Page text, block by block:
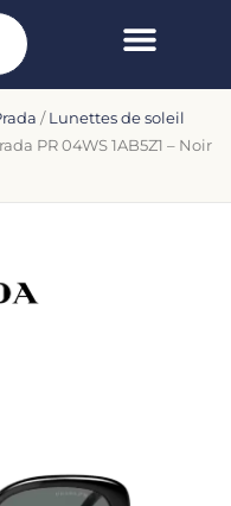
/Lunettes de soleil
PR 04WS 1AB5Z1 – Noir